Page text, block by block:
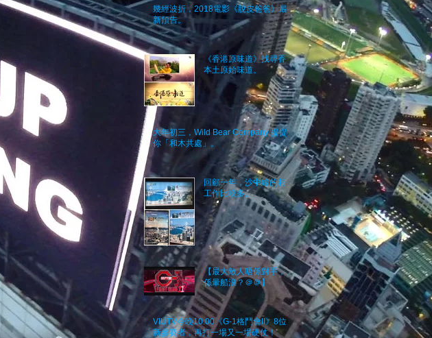
幾經波折，2018電影《脫皮爸爸》最
新預告。
《香港原味道》找尋香港
本土原始味道。
大年初三，Wild Bear Company 提提
你「和木共處」。
回顧一年，沙中線的相關
工作比較多。
【最大敵人唔係對手，而
係暈船浪？＠＠】
VIUTV今晚10:00《G-1格鬥會II》8位
新參賽者﹐再打一場又一場硬仗！